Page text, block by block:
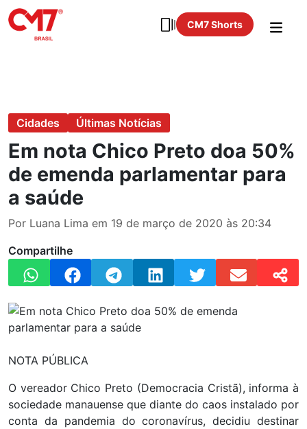
CM7 Shorts
Cidades Últimas Notícias
Em nota Chico Preto doa 50%
de emenda parlamentar para
a saúde
Por Luana Lima em 19 de março de 2020 às 20:34
Compartilhe
NOTA PÚBLICA
O vereador Chico Preto (Democracia Cristã), informa à
sociedade manauense que diante do caos instalado por
conta da pandemia do coronavírus, decidiu destinar